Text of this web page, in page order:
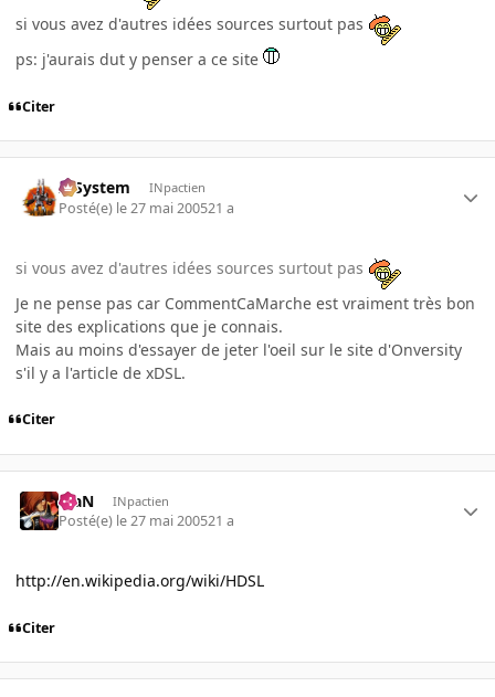
si vous avez d'autres idées sources surtout pas
ps: j'aurais dut y penser a ce site
Citer
X-System INpactien
Posté(e) le 27 mai 200521 a
si vous avez d'autres idées sources surtout pas
Je ne pense pas car CommentCaMarche est vraiment très bon
site des explications que je connais.
Mais au moins d'essayer de jeter l'oeil sur le site d'Onversity
s'il y a l'article de xDSL.
Citer
KiaN INpactien
Posté(e) le 27 mai 200521 a
http://en.wikipedia.org/wiki/HDSL
Citer